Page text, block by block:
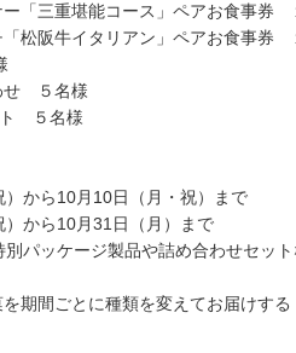
三重堪能コース」ペアお食事券
阪牛イタリアン」ペアお食事券
５名様
５名様
から10月10日（月・祝）まで
ら10月31日（月）まで
パッケージ製品や詰め合わせセッ
ごとに種類を変えてお届けする「